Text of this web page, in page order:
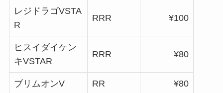
レジドラゴVSTA
R
RRR ¥100
ヒスイダイケン
キVSTAR
RRR ¥80
ブリムオンV RR ¥80